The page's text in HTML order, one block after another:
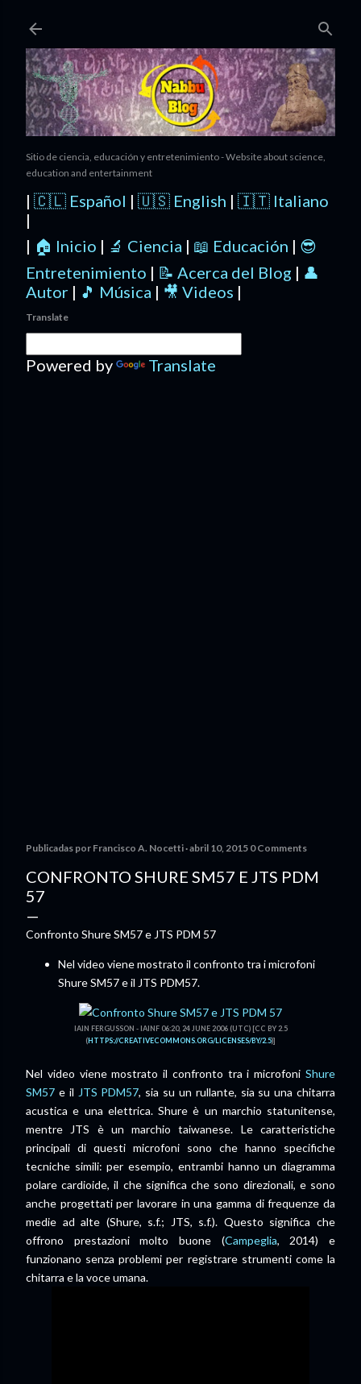
Sitio de ciencia, educación y entretenimiento - Website about science,
education and entertainment
| 🇨🇱 Español | 🇺🇸 English | 🇮🇹 Italiano
|
| 🏠 Inicio | 🔬 Ciencia | 📖 Educación | 😎
Entretenimiento | 📝 Acerca del Blog | 👤
Autor | 🎵 Música | 🎥 Videos |
Translate
Powered by Translate
Publicadas por Francisco A. Nocetti abril 10, 2015 0 Comments
CONFRONTO SHURE SM57 E JTS PDM
57
Confronto Shure SM57 e JTS PDM 57
Nel video viene mostrato il confronto tra i microfoni
Shure SM57 e il JTS PDM57.
IAIN FERGUSSON - IAINF 06:20, 24 JUNE 2006 (UTC) [CC BY 2.5
(HTTPS://CREATIVECOMMONS.ORG/LICENSES/BY/2.5)]
Nel video viene mostrato il confronto tra i microfoni Shure
SM57 e il JTS PDM57, sia su un rullante, sia su una chitarra
acustica e una elettrica. Shure è un marchio statunitense,
mentre JTS è un marchio taiwanese. Le caratteristiche
principali di questi microfoni sono che hanno specifiche
tecniche simili: per esempio, entrambi hanno un diagramma
polare cardioide, il che significa che sono direzionali, e sono
anche progettati per lavorare in una gamma di frequenze da
medie ad alte (Shure, s.f.; JTS, s.f.). Questo significa che
offrono prestazioni molto buone (Campeglia, 2014) e
funzionano senza problemi per registrare strumenti come la
chitarra e la voce umana.